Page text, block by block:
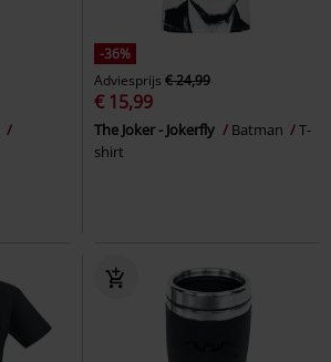
-36%
Adviesprijs € 24,99
€ 15,99
The Joker - Jokerfly Batman
T-
shirt